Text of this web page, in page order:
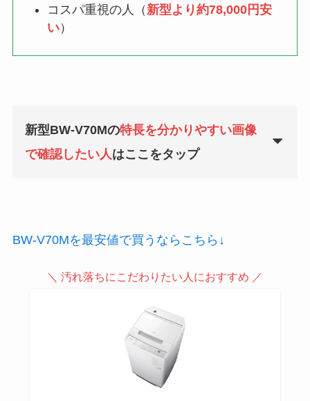
コスパ重視の人（新型より約78,000円安
い）
新型BW-V70Mの特長を分かりやすい画像
で確認したい人 はここをタップ
BW-V70Mを最安値で買うならこちら↓
＼ 汚れ落ちにこだわりたい人におすすめ ／